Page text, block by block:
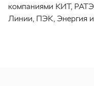
компаниями КИТ,
Линии, ПЭК, Энергия